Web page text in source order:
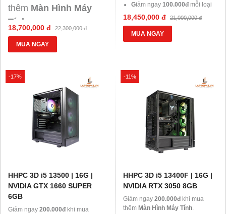
thêm Màn Hình Máy
Tính
Giảm
300.000đ
Giảm
100.000đ
mỗi
loại khi mua thêm
chuột, phím, tai
nghe.
18,700,000 đ 22,300,000 đ
MUA NGAY
Giảm ngay 100.000đmỗi loại
khi mua thêm chuột, phím, tai
nghe.
18,450,000 đ 21,000,000 đ
MUA NGAY
-17%
HHPC 3D i5 13500 | 16G |
NVIDIA GTX 1660 SUPER
6GB
Giảm ngay 200.000đkhi mua
-11%
HHPC 3D i5 13400F | 16G |
NVIDIA RTX 3050 8GB
Giảm ngay 200.000đkhi mua
thêm Màn Hình Máy Tính